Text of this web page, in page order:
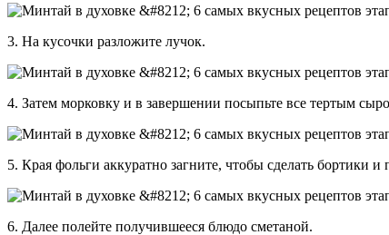
3. На кусочки разложите лучок.
4. Затем морковку и в завершении посыпьте все тертым
5. Края фольги аккуратно загните, чтобы сделать бортики и
6. Далее полейте получившееся блюдо сметаной.